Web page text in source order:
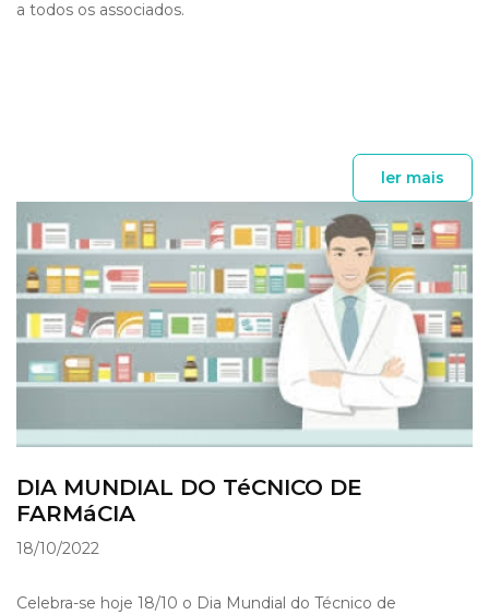
a todos os associados.
ler mais
DIA MUNDIAL DO TéCNICO DE
FARMáCIA
18/10/2022
Celebra-se hoje 18/10 o Dia Mundial do Técnico de